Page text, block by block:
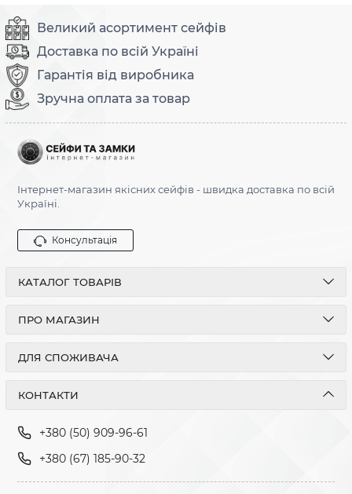
Великий асортимент сейфів
Доставка по всій Україні
Гарантія від виробника
Зручна оплата за товар
Інтернет-магазин якісних сейфів - швидка доставка по всій
Україні.
Консультація
КАТАЛОГ ТОВАРІВ
ПРО МАГАЗИН
ДЛЯ СПОЖИВАЧА
КОНТАКТИ
+380 (50) 909-96-61
+380 (67) 185-90-32